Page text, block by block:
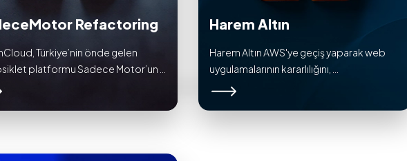
Refactoring
Türkiye’nin önde gelen
platformu Sadece Motor’un ...
Harem Altın
Harem Altın AWS'ye geçiş yaparak web
uygulamalarının kararlılığını, ...